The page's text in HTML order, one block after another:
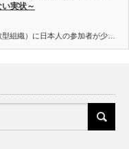
実状～
組織）に日本人の参加者が少…